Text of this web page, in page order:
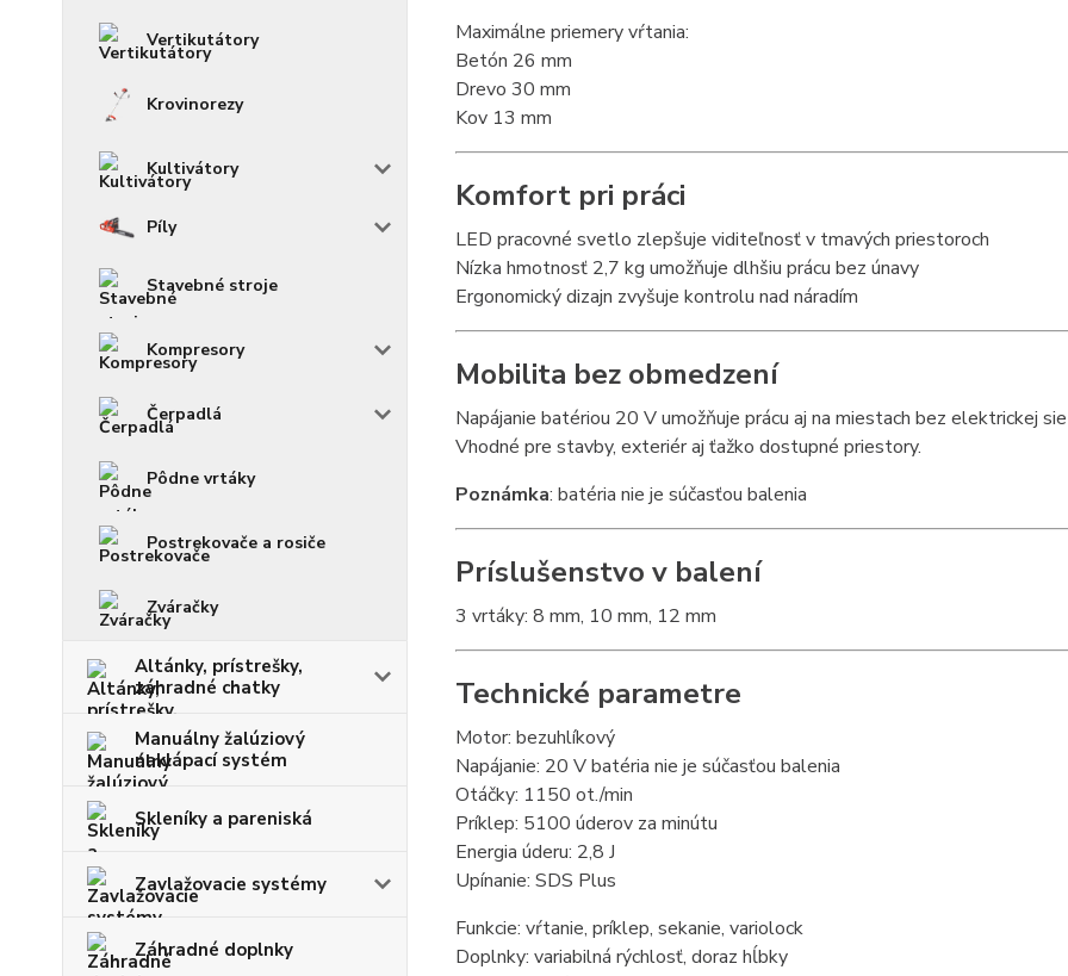
Vertikutátory
Krovinorezy
Kultivátory
Píly
Stavebné stroje
Kompresory
Čerpadlá
Pôdne vrtáky
Postrekovače a rosiče
Zváračky
Altánky, prístrešky,
záhradné chatky
Manuálny žalúziový
naklápací systém
Skleníky a pareniská
Zavlažovacie systémy
Záhradné doplnky
Maximálne priemery vŕtania:
Betón 26 mm
Drevo 30 mm
Kov 13 mm
Komfort pri práci
LED pracovné svetlo zlepšuje viditeľnosť v tmavých priestoroch
Nízka hmotnosť 2,7 kg umožňuje dlhšiu prácu bez únavy
Ergonomický dizajn zvyšuje kontrolu nad náradím
Mobilita bez obmedzení
Napájanie batériou 20 V umožňuje prácu aj na miestach bez elektrickej
Vhodné pre stavby, exteriér aj ťažko dostupné priestory.
Poznámka: batéria nie je súčasťou balenia
Príslušenstvo v balení
3 vrtáky: 8 mm, 10 mm, 12 mm
Technické parametre
Motor: bezuhlíkový
Napájanie: 20 V batéria nie je súčasťou balenia
Otáčky: 1150 ot./min
Príklep: 5100 úderov za minútu
Energia úderu: 2,8 J
Upínanie: SDS Plus
Funkcie: vŕtanie, príklep, sekanie, variolock
Doplnky: variabilná rýchlosť, doraz hĺbky